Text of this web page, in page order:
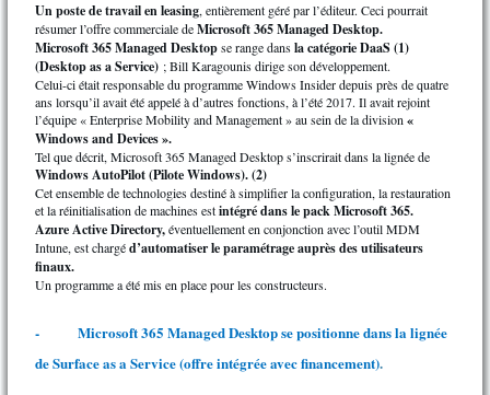
Un poste de travail en leasing, entièrement géré par l’éditeur. Ceci pourrait
résumer l’offre commerciale deMicrosoft 365 Managed Desktop.
Microsoft 365 Managed Desktopse range dansla catégorie DaaS(1)
(Desktop as a Service) ; Bill Karagounis dirige son développement.
Celui-ci était responsable du programme Windows Insider depuis près de quatre
ans lorsqu’il avait été appelé à d’autres fonctions, à l’été 2017. Il avait rejoint
l’équipe « Enterprise Mobility and Management » au sein de la division «
Windows and Devices ».
Tel que décrit, Microsoft 365 Managed Desktop s’inscrirait dans la lignée de
Windows AutoPilot (Pilote Windows). (2)
Cet ensemble de technologies destiné à simplifier la configuration, la restauration
et la réinitialisation de machines estintégré dans le pack Microsoft 365.
Azure Active Directory,éventuellement en conjonction avec l’outil MDM
Intune, est chargéd’automatiser le paramétrage auprès des utilisateurs
finaux.
Un programme a été mis en place pour les constructeurs.
- Microsoft 365 Managed Desktop se positionne dans la lignée
de Surface as a Service (offre intégrée avec financement).